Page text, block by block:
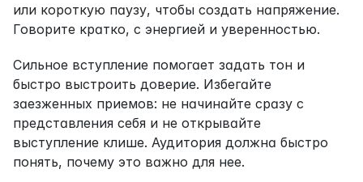
или короткую паузу, чтобы создать напряжение.
Говорите кратко, с энергией и уверенностью.
Сильное вступление помогает задать тон и
быстро выстроить доверие. Избегайте
заезженных приемов: не начинайте сразу с
представления себя и не открывайте
выступление клише. Аудитория должна быстро
понять, почему это важно для нее.